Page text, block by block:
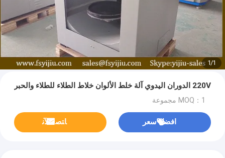
1
/
1
220V الدوران اليدوي آلة خلط الألوان خلاط الطلاء للطلاء والحبر
MOQ：1 مجموعة
افضل سعر ﺎﺘﺼﻟ ﺍﻶﻧ